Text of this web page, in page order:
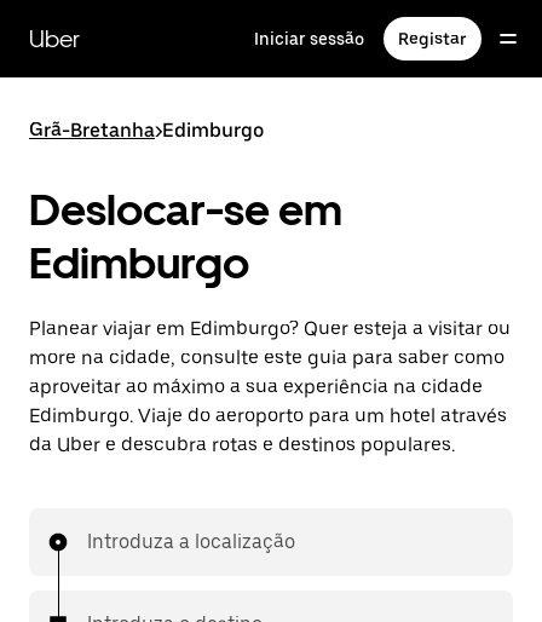
para
conteúdo
Uber Iniciar sessão Registar
Grã-Bretanha>Edimburgo
Deslocar-se em
Edimburgo
Planear viajar em Edimburgo? Quer esteja a visitar ou
more na cidade, consulte este guia para saber como
aproveitar ao máximo a sua experiência na cidade
Edimburgo. Viaje do aeroporto para um hotel através
da Uber e descubra rotas e destinos populares.
Introduza a localização